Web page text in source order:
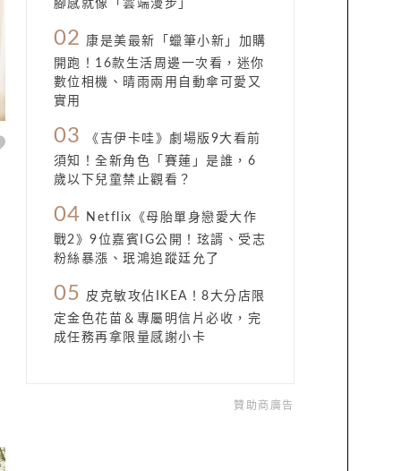
腳感就像「雲端漫步」
02
康是美最新「蠟筆小新」加購
開跑！16款生活周邊一次看，迷你
數位相機、晴雨兩用自動傘可愛又
實用
03
《吉伊卡哇》劇場版9大看前
須知！全新角色「賽蓮」是誰，6
歲以下兒童禁止觀看？
04
Netflix《母胎單身戀愛大作
戰2》9位嘉賓IG公開！玹諝、受志
粉絲暴漲、珉鴻追蹤廷允了
05
皮克敏攻佔IKEA！8大分店限
定金色花苗＆專屬明信片必收，完
成任務再拿限量感謝小卡
贊助商廣告